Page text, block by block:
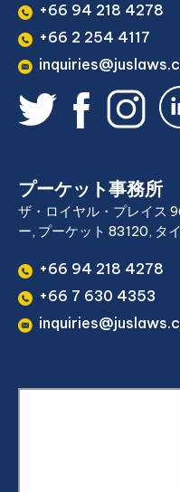
+66 94 218 4278
+66 2 254 4117
プーケット事務所
ザ・ロイヤル・プレイス
ー, プーケット 83120, タイ
+66 94 218 4278
+66 7 630 4353